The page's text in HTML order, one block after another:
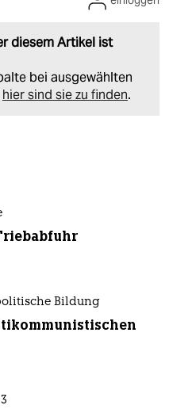
diesem Artikel ist
bei ausgewählten
hier sind sie zu finden.
Bildung